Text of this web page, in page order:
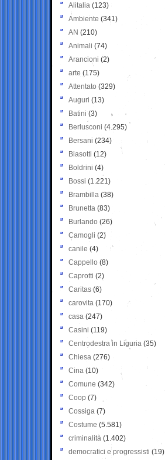
Alitalia (123)
Ambiente (341)
AN (210)
Animali (74)
Arancioni (2)
arte (175)
Attentato (329)
Auguri (13)
Batini (3)
Berlusconi (4.295)
Bersani (234)
Biasotti (12)
Boldrini (4)
Bossi (1.221)
Brambilla (38)
Brunetta (83)
Burlando (26)
Camogli (2)
canile (4)
Cappello (8)
Caprotti (2)
Caritas (6)
carovita (170)
casa (247)
Casini (119)
Centrodestra in Liguria (35)
Chiesa (276)
Cina (10)
Comune (342)
Coop (7)
Cossiga (7)
Costume (5.581)
criminalità (1.402)
democratici e progressisti (19)